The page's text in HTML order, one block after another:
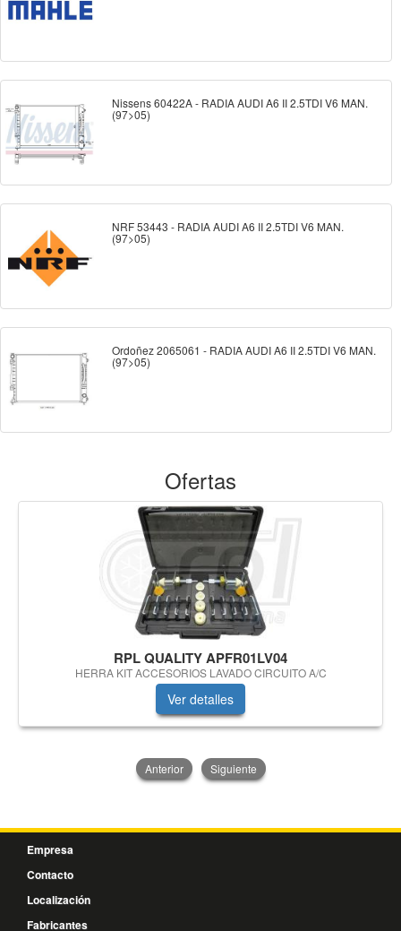
Nissens 60422A - RADIA AUDI A6 II 2.5TDI V6 MAN.
(97>05)
NRF 53443 - RADIA AUDI A6 II 2.5TDI V6 MAN.
(97>05)
Ordoñez 2065061 - RADIA AUDI A6 II 2.5TDI V6 MAN.
(97>05)
Ofertas
RPL QUALITY APFR01LV04
HERRA KIT ACCESORIOS LAVADO CIRCUITO A/C
Ver detalles
Anterior Siguiente
Empresa
Contacto
Localización
Fabricantes